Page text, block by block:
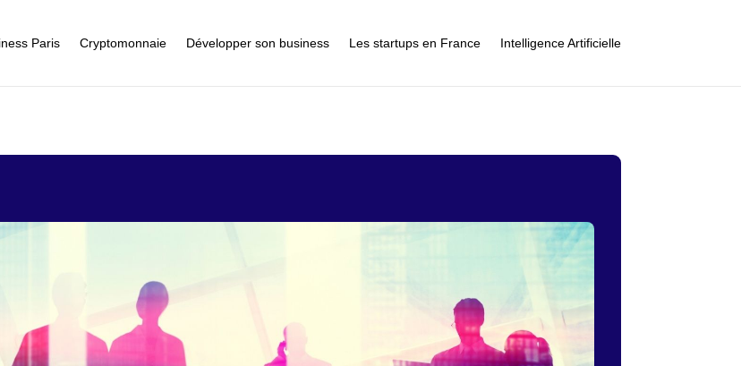
Paris Cryptomonnaie Développer son business Les startups en France Intelligence Artificielle